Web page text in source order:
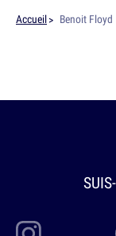
Accueil Benoit Floyd